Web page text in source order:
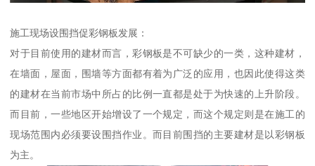
施工现场设围挡促彩钢板发展：
对于目前使用的建材而言，彩钢板是不可缺少的一类，这种建材，
在墙面，屋面，围墙等方面都有着为广泛的应用，也因此使得这类
的建材在当前市场中所占的比例一直都是处于为快速的上升阶段。
而目前，一些地区开始增设了一个规定，而这个规定则是在施工的
现场范围内必须要设围挡作业。而目前围挡的主要建材是以彩钢板
为主。